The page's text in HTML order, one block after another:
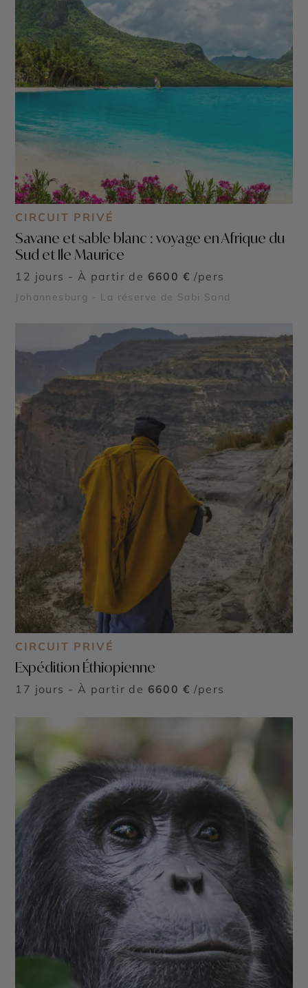
CIRCUIT PRIVÉ
Savane et sable blanc : voyage en Afrique du
Sud et Ile Maurice
12 jours - À partir de 6600 € /pers
Johannesburg - La réserve de Sabi Sand
CIRCUIT PRIVÉ
Expédition Éthiopienne
17 jours - À partir de 6600 € /pers